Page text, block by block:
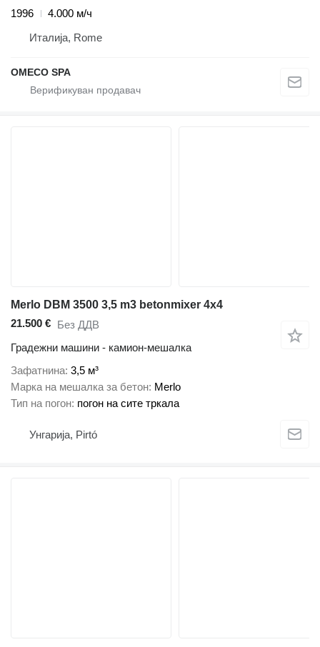
1996
4.000 м/ч
Италија, Rome
OMECO SPA
Merlo DBM 3500 3,5 m3 betonmixer 4x4
21.500 € Без ДДВ
Градежни машини - камион-мешалка
Зафатнина 3,5 м³
Марка на мешалка за бетон Merlo
Тип на погон погон на сите тркала
Унгарија, Pirtó